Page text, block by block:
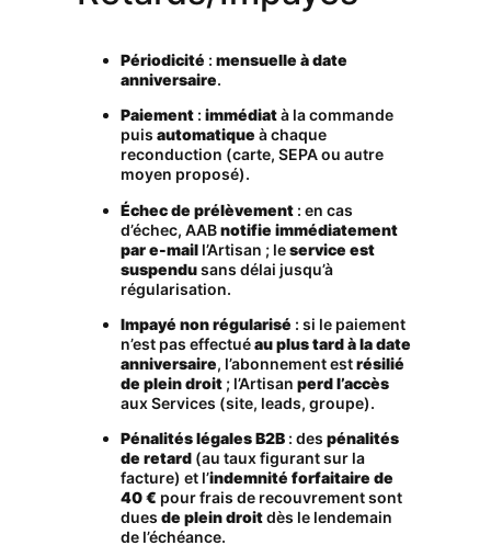
Périodicité :mensuelle à date
anniversaire.
Paiement :immédiatà la commande
puisautomatique à chaque
reconduction (carte, SEPA ou autre
moyen proposé).
Échec de prélèvement : en cas
d’échec, AABnotifie immédiatement
par e-mail l’Artisan ; leservice est
suspendusans délai jusqu’à
régularisation.
Impayé non régularisé : si le paiement
n’est pas effectuéau plus tard à la date
anniversaire, l’abonnement estrésilié
de plein droit ; l’Artisanperd l’accès
aux Services (site, leads, groupe).
Pénalités légales B2B : despénalités
de retard (au taux figurant sur la
facture) et l’indemnité forfaitaire de
40 € pour frais de recouvrement sont
duesde plein droitdès le lendemain
de l’échéance.